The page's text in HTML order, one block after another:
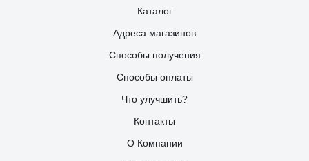
Каталог
Адреса магазинов
Способы получения
Способы оплаты
Что улучшить?
Контакты
О Компании